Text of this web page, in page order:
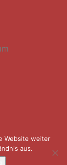
Website weiter
aus.